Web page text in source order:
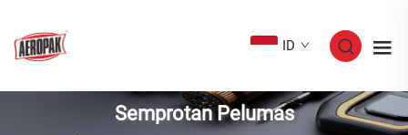
ID
Semprotan Pelumas